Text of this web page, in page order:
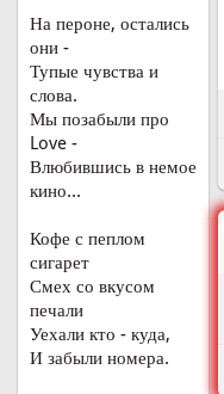
На пероне, остались
они -
Тупые чувства и
слова.
Мы позабыли про
Love -
Влюбившись в немое
кино...
Кофе с пеплом
сигарет
Смех со вкусом
печали
Уехали кто - куда,
И забыли номера.